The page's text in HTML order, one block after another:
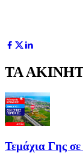
ΤΑ
Τεμάχια Γης σε